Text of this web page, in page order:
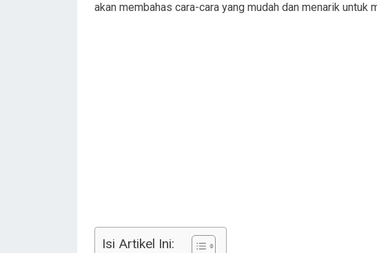
akan membahas cara-cara yang mudah dan menarik untuk
Isi Artikel Ini: